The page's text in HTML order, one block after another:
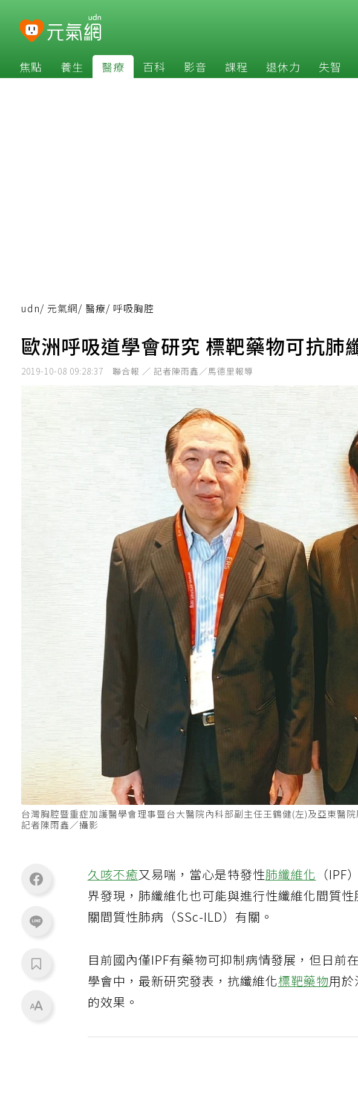
焦點 養生 醫療 百科 影音 課程 退休力 失智
udn/ 元氣網/ 醫療/ 呼吸胸腔
歐洲呼吸道學會研究 標靶藥物可抗肺
2019-10-08 09:28:37 聯合報 ／ 記者陳雨鑫／馬德里報導
台灣胸腔暨重症加護醫學會理事暨台大醫院內科部副主任王鶴健(左)及亞東醫
記者陳雨鑫／攝影
久咳不癒又易喘，當心是特發性肺纖維化 （
界發現，肺纖維化也可能與進行性纖維化間質
關間質性肺病（SSc-ILD）有關。
目前國內僅IPF有藥物可抑制病情發展，但日前
學會中，最新研究發表，抗纖維化標靶藥物用
的效果。